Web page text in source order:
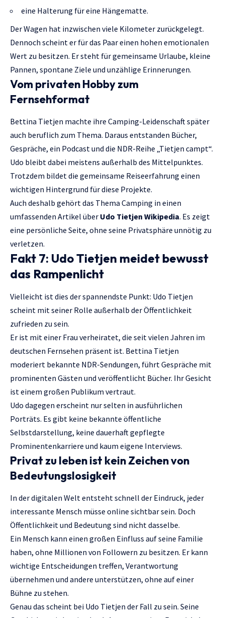
eine Halterung für eine Hängematte.
Der Wagen hat inzwischen viele Kilometer zurückgelegt.
Dennoch scheint er für das Paar einen hohen emotionalen
Wert zu besitzen. Er steht für gemeinsame Urlaube, kleine
Pannen, spontane Ziele und unzählige Erinnerungen.
Vom privaten Hobby zum
Fernsehformat
Bettina Tietjen machte ihre Camping-Leidenschaft später
auch beruflich zum Thema. Daraus entstanden Bücher,
Gespräche, ein Podcast und die NDR-Reihe „Tietjen campt“.
Udo bleibt dabei meistens außerhalb des Mittelpunktes.
Trotzdem bildet die gemeinsame Reiseerfahrung einen
wichtigen Hintergrund für diese Projekte.
Auch deshalb gehört das Thema Camping in einen
umfassenden Artikel über Udo Tietjen Wikipedia. Es zeigt
eine persönliche Seite, ohne seine Privatsphäre unnötig zu
verletzen.
Fakt 7: Udo Tietjen meidet bewusst
das Rampenlicht
Vielleicht ist dies der spannendste Punkt: Udo Tietjen
scheint mit seiner Rolle außerhalb der Öffentlichkeit
zufrieden zu sein.
Er ist mit einer Frau verheiratet, die seit vielen Jahren im
deutschen Fernsehen präsent ist. Bettina Tietjen
moderiert bekannte NDR-Sendungen, führt Gespräche mit
prominenten Gästen und veröffentlicht Bücher. Ihr Gesicht
ist einem großen Publikum vertraut.
Udo dagegen erscheint nur selten in ausführlichen
Porträts. Es gibt keine bekannte öffentliche
Selbstdarstellung, keine dauerhaft gepflegte
Prominentenkarriere und kaum eigene Interviews.
Privat zu leben ist kein Zeichen von
Bedeutungslosigkeit
In der digitalen Welt entsteht schnell der Eindruck, jeder
interessante Mensch müsse online sichtbar sein. Doch
Öffentlichkeit und Bedeutung sind nicht dasselbe.
Ein Mensch kann einen großen Einfluss auf seine Familie
haben, ohne Millionen von Followern zu besitzen. Er kann
wichtige Entscheidungen treffen, Verantwortung
übernehmen und andere unterstützen, ohne auf einer
Bühne zu stehen.
Genau das scheint bei Udo Tietjen der Fall zu sein. Seine